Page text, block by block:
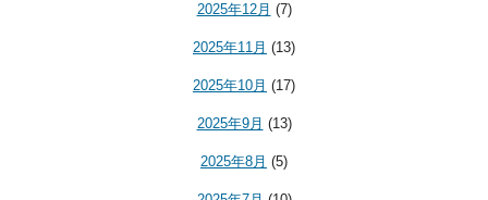
2025年12月 (7)
2025年11月 (13)
2025年10月 (17)
2025年9月 (13)
2025年8月 (5)